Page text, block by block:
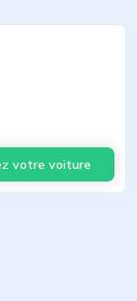
votre voiture